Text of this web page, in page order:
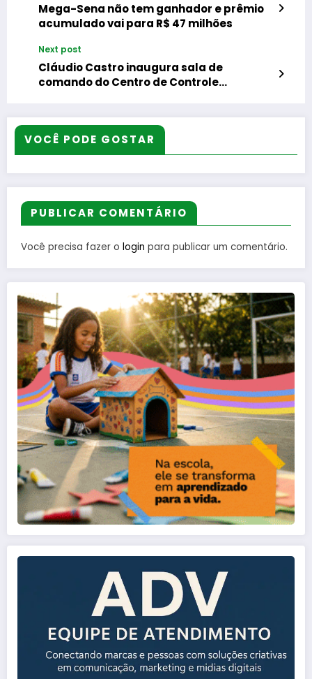
Mega-Sena não tem ganhador e prêmio
acumulado vai para R$ 47 milhões
Next post
Cláudio Castro inaugura sala de
comando do Centro de Controle
no estado
VOCÊ PODE GOSTAR
PUBLICAR COMENTÁRIO
Você precisa fazer o login para publicar um comentário.